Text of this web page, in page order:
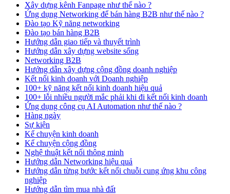
Xây dựng kênh Fanpage như thế nào ?
Ứng dụng Networking để bán hàng B2B như thế nào ?
Đào tạo Kỹ năng networking
Đào tạo bán hàng B2B
Hướng dẫn giao tiếp và thuyết trình
Hướng dẫn xây dựng website sống
Networking B2B
Hướng dẫn xây dựng cộng đồng doanh nghiệp
Kết nối kinh doanh với Doanh nghiệp
100+ kỹ năng kết nối kinh doanh hiệu quả
100+ lỗi nhiều người mắc phải khi đi kết nối kinh doanh
Ứng dụng công cụ AI Automation như thế nào ?
Hàng ngày
Sự kiện
Kể chuyện kinh doanh
Kể chuyện cộng đồng
Nghệ thuật kết nối thông minh
Hướng dẫn Networking hiệu quả
Hướng dẫn từng bước kết nối chuỗi cung ứng khu công
nghiệp
Hướng dẫn tìm mua nhà đất